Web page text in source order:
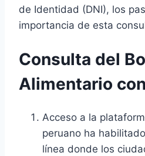
de Identidad (DNI), los
importancia de esta
Consulta del
Alimentario
Acceso a la
peruano ha
línea donde los